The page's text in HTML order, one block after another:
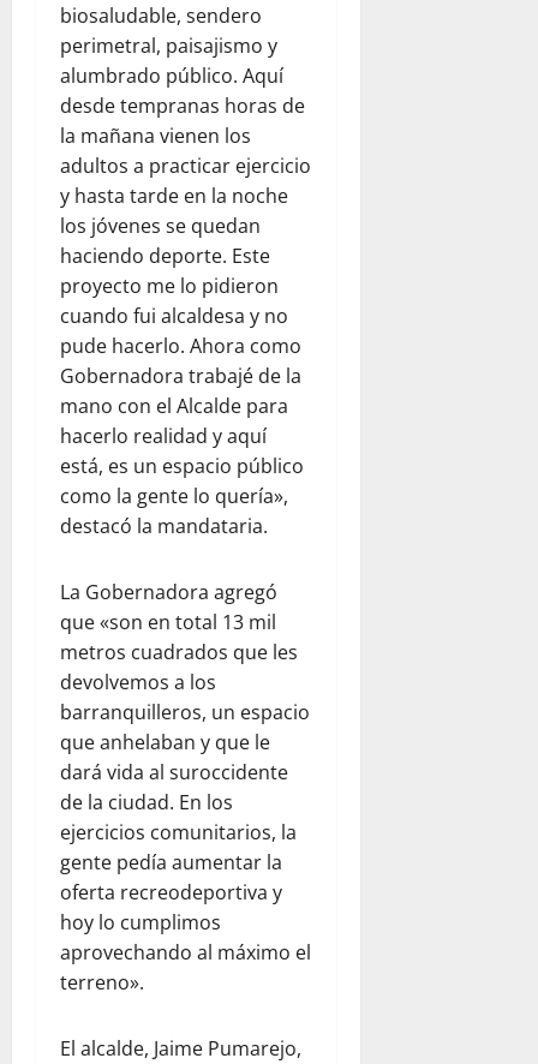
biosaludable, sendero
perimetral, paisajismo y
alumbrado público. Aquí
desde tempranas horas de
la mañana vienen los
adultos a practicar ejercicio
y hasta tarde en la noche
los jóvenes se quedan
haciendo deporte. Este
proyecto me lo pidieron
cuando fui alcaldesa y no
pude hacerlo. Ahora como
Gobernadora trabajé de la
mano con el Alcalde para
hacerlo realidad y aquí
está, es un espacio público
como la gente lo quería»,
destacó la mandataria.
La Gobernadora agregó
que «son en total 13 mil
metros cuadrados que les
devolvemos a los
barranquilleros, un espacio
que anhelaban y que le
dará vida al suroccidente
de la ciudad. En los
ejercicios comunitarios, la
gente pedía aumentar la
oferta recreodeportiva y
hoy lo cumplimos
aprovechando al máximo el
terreno».
El alcalde, Jaime Pumarejo,